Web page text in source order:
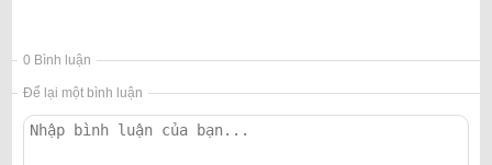
0 Bình luận
Để lại một bình luận